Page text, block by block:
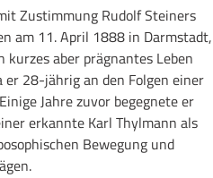
Zustimmung Rudolf Steiners
am 11. April 1888 in Darmstadt,
aber prägnantes Leben
28-jährig an den Folgen einer
Jahre zuvor begegnete er
erkannte Karl Thylmann als
Bewegung und